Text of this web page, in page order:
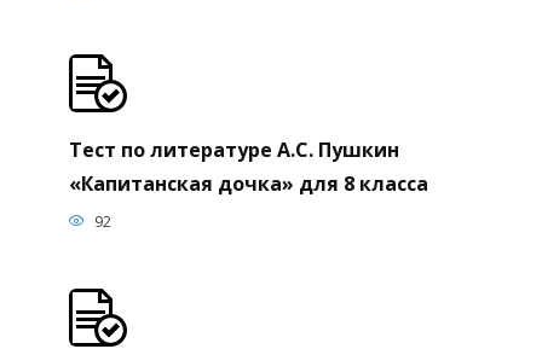
Тест по литературе А.С. Пушкин
«Капитанская дочка» для 8 класса
92